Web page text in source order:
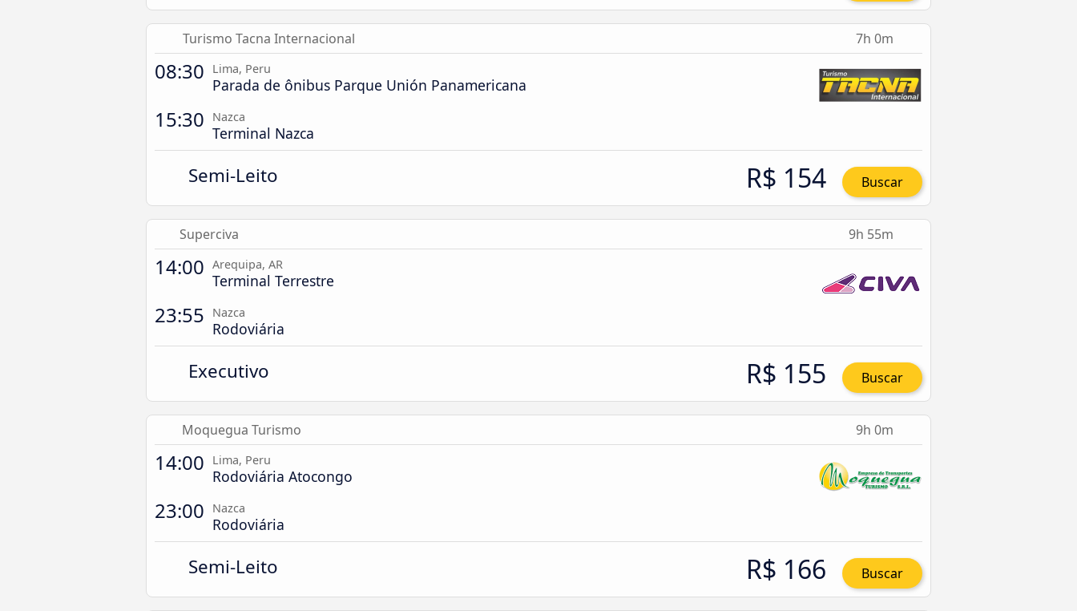
Turismo Tacna Internacional 7h 0m
08:30 Lima, Peru
Parada de ônibus Parque Unión Panamericana
15:30 Nazca
Terminal Nazca
Semi-Leito R$ 154 Buscar
Superciva 9h 55m
14:00 Arequipa, AR
Terminal Terrestre
23:55 Nazca
Rodoviária
Executivo R$ 155 Buscar
Moquegua Turismo 9h 0m
14:00 Lima, Peru
Rodoviária Atocongo
23:00 Nazca
Rodoviária
Semi-Leito R$ 166 Buscar